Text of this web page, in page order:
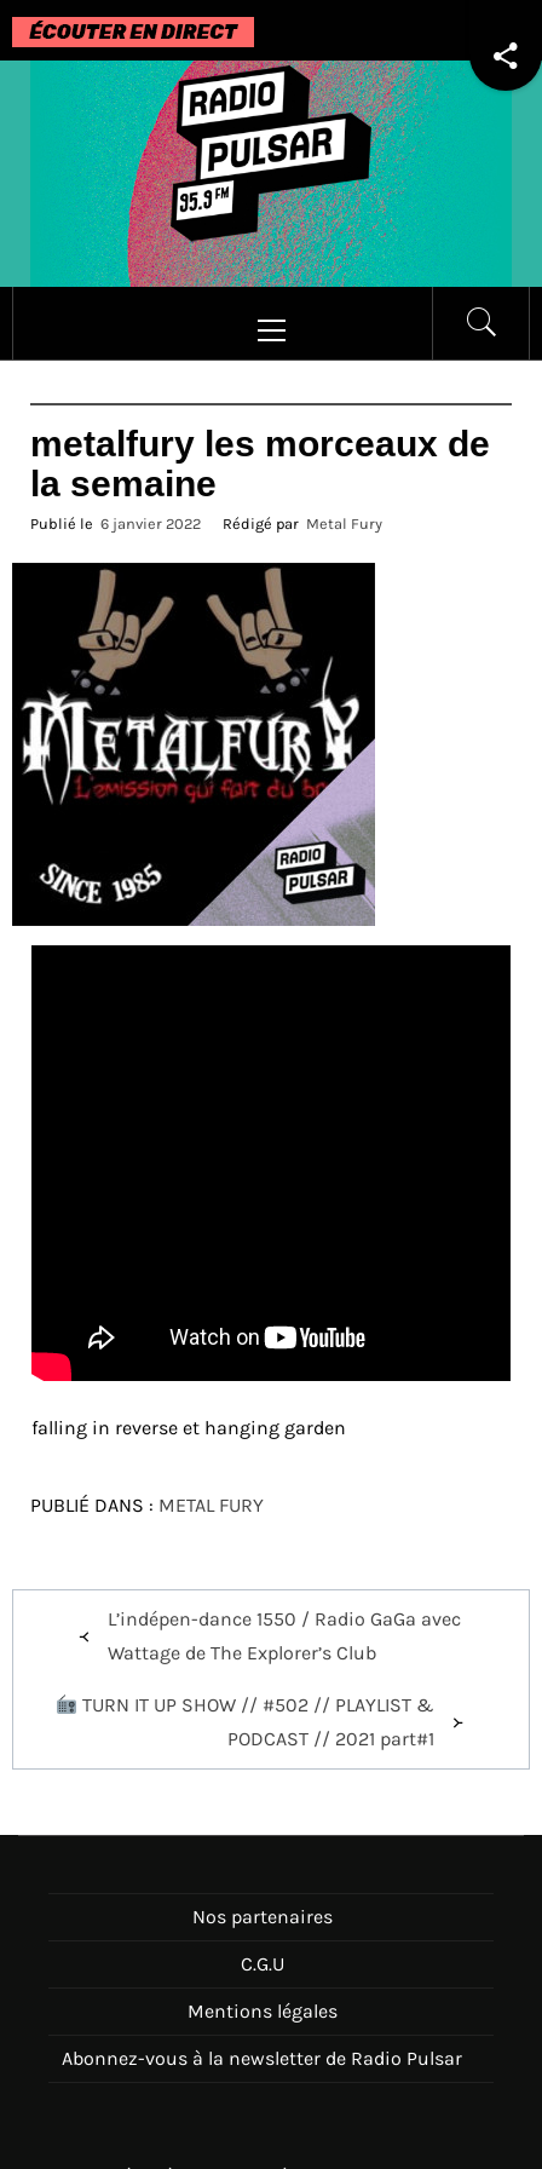
Passer
au
contenu
principal
metalfury les morceaux de
la semaine
Publié le 6 janvier 2022 Rédigé par Metal Fury
falling in reverse et hanging garden
PUBLIÉ DANS : METAL FURY
Navigation
l’article
L’indépen-dance 1550 / Radio GaGa avec
Wattage de The Explorer’s Club
TURN IT UP SHOW // #502 // PLAYLIST &
PODCAST // 2021 part#1
Nos partenaires
C.G.U
Mentions légales
Abonnez-vous à la newsletter de Radio Pulsar